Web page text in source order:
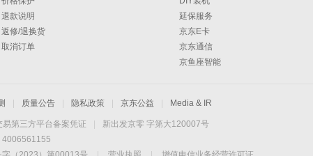
退款说明
返修/退换货
取消订单
延保服务
京东E卡
京东通信
京鱼座智能
质量公告 隐私政策 京东公益 Media & IR
易第三方平台备案凭证
新出发京零 字第大120007号
4006561155